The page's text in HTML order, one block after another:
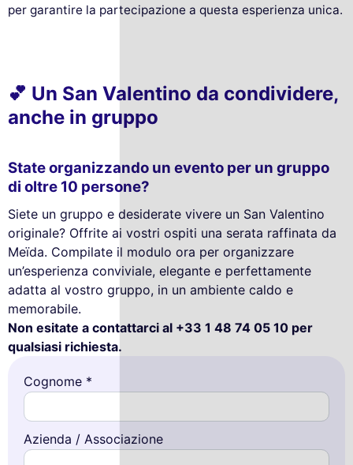
per garantire la partecipazione a questa esperienza unica.
💕 Un San Valentino da condividere,
anche in gruppo
State organizzando un evento per un gruppo
di oltre 10 persone?
Siete un gruppo e desiderate vivere un San Valentino
originale? Offrite ai vostri ospiti una serata raffinata da
Meïda. Compilate il modulo ora per organizzare
un’esperienza conviviale, elegante e perfettamente
adatta al vostro gruppo, in un ambiente caldo e
memorabile.
Non esitate a contattarci al +33 1 48 74 05 10 per
qualsiasi richiesta.
Cognome *
Azienda / Associazione